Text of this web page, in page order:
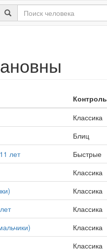
Контроль
Классика
Блиц
лет
Быстрые
Классика
Классика
Классика
Классика
Классика